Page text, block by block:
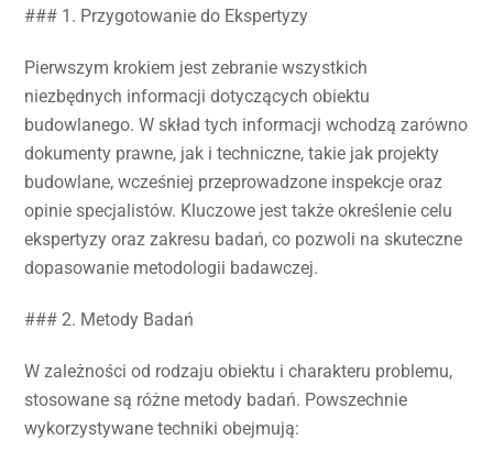
### 1. Przygotowanie do Ekspertyzy
Pierwszym krokiem jest zebranie wszystkich
niezbędnych informacji dotyczących obiektu
budowlanego. W skład tych informacji wchodzą zarówno
dokumenty prawne, jak i techniczne, takie jak projekty
budowlane, wcześniej przeprowadzone inspekcje oraz
opinie specjalistów. Kluczowe jest także określenie celu
ekspertyzy oraz zakresu badań, co pozwoli na skuteczne
dopasowanie metodologii badawczej.
### 2. Metody Badań
W zależności od rodzaju obiektu i charakteru problemu,
stosowane są różne metody badań. Powszechnie
wykorzystywane techniki obejmują: